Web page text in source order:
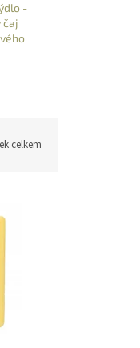
-
čaj
celkem